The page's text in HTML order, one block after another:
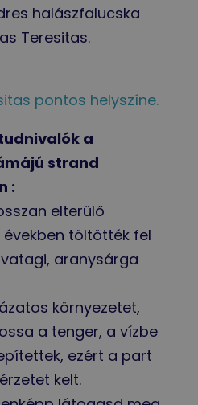
halászfalucska
Teresitas.
pontos helyszíne.
a
strand
:
elterülő
töltötték fel
aranysárga
környezetet,
a tenger, a vízbe
ezért a part
kelt.